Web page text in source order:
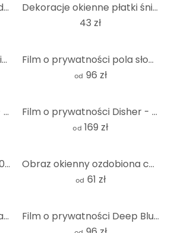
Folia ochronna na kieliszki do wina - kwadratowa
Dekoracje okienne płatki śniegu
43 zł
Fototapeta na okno Real Tiger Film o prywatności pola słoneczników - Panorama
od 96 zł
Folia ochronna Mosaic 02 - kwadratowa Film o prywatności Disher - Ox eye Daisies - Panorama
od 169 zł
Ilustracja folii prywatności 03 - kwadrat Obraz okienny ozdobiona choinka niebiesko-czerwono-złota
od 61 zł
Film o prywatności majestatycznego łabędzia Film o prywatności Deep Blue